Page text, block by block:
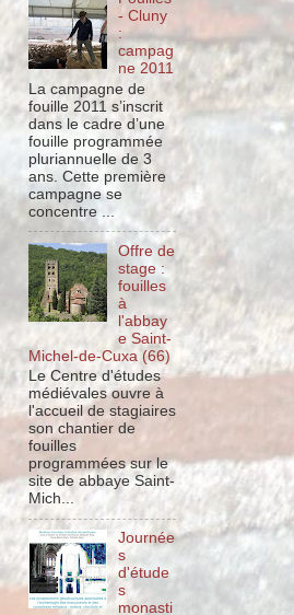
- Cluny
:
campag
ne 2011
La campagne de
fouille 2011 s’inscrit
dans le cadre d’une
fouille programmée
pluriannuelle de 3
ans. Cette première
campagne se
concentre ...
Offre de
stage :
fouilles
à
l'abbay
e Saint-
Michel-de-Cuxa (66)
Le Centre d'études
médiévales ouvre à
l'accueil de stagiaires
son chantier de
fouilles
programmées sur le
site de abbaye Saint-
Mich...
Journée
s
d'étude
s
monasti